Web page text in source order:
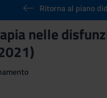
Ritorna al piano
nelle